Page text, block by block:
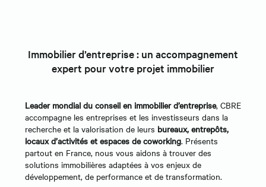
Immobilier d’entreprise : un accompagnement
expert pour votre projet immobilier
Leader mondial du conseil en immobilier d’entreprise, CBRE
accompagne les entreprises et les investisseurs dans la
recherche et la valorisation de leurs bureaux, entrepôts,
locaux d’activités et espaces de coworking. Présents
partout en France, nous vous aidons à trouver des
solutions immobilières adaptées à vos enjeux de
développement, de performance et de transformation.